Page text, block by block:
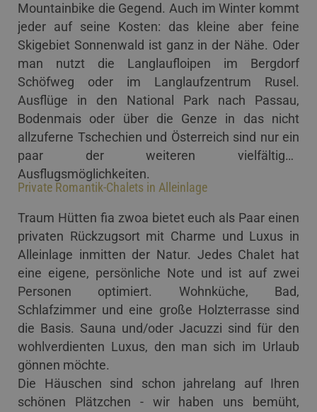
Mountainbike die Gegend. Auch im Winter kommt
jeder auf seine Kosten: das kleine aber feine
Skigebiet Sonnenwald ist ganz in der Nähe. Oder
man nutzt die Langlaufloipen im Bergdorf
Schöfweg oder im Langlaufzentrum Rusel.
Ausflüge in den National Park nach Passau,
Bodenmais oder über die Genze in das nicht
allzuferne Tschechien und Österreich sind nur ein
paar der weiteren vielfältigen
Ausflugsmöglichkeiten.
Private Romantik-Chalets in Alleinlage
Traum Hütten fia zwoa bietet euch als Paar einen
privaten Rückzugsort mit Charme und Luxus in
Alleinlage inmitten der Natur. Jedes Chalet hat
eine eigene, persönliche Note und ist auf zwei
Personen optimiert. Wohnküche, Bad,
Schlafzimmer und eine große Holzterrasse sind
die Basis. Sauna und/oder Jacuzzi sind für den
wohlverdienten Luxus, den man sich im Urlaub
gönnen möchte.
Die Häuschen sind schon jahrelang auf Ihren
schönen Plätzchen - wir haben uns bemüht,